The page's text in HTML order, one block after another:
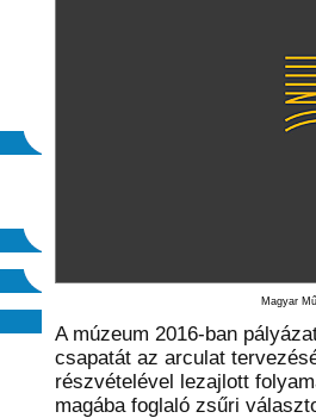
Magyar
A múzeum 2016-ban
csapatát az arculat
részvételével lezajlott
magába foglaló zsűri